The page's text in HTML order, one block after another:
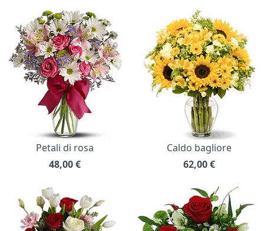
Petali di rosa
48,00€
Caldo bagliore
62,00€